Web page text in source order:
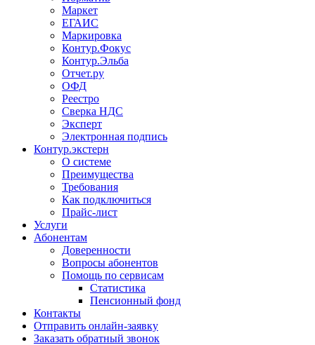
Маркет
ЕГАИС
Маркировка
Контур.Фокус
Контур.Эльба
Отчет.ру
ОФД
Реестро
Сверка НДС
Эксперт
Электронная подпись
Контур.экстерн
О системе
Преимущества
Требования
Как подключиться
Прайс-лист
Услуги
Абонентам
Доверенности
Вопросы абонентов
Помощь по сервисам
Статистика
Пенсионный фонд
Контакты
Отправить онлайн-заявку
Заказать обратный звонок